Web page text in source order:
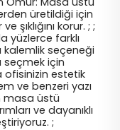
üretildiği için
şıklığını korur. ; ;
yüzlerce farklı
seçeneği
seçmek için
ofisinizin estetik
ve benzeri yazı
masa üstü
ve dayanıklı
;